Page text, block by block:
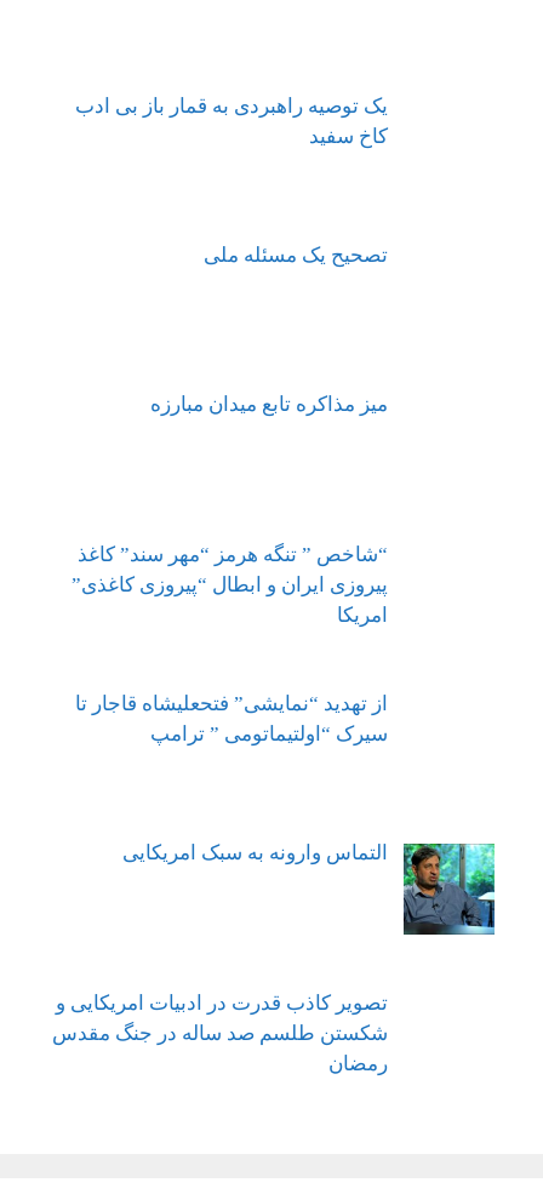
یک توصیه راهبردی به قمار باز بی ادب
کاخ سفید
تصحیح یک مسئله ملی
میز مذاکره تابع میدان مبارزه
“شاخص ” تنگه هرمز “مهر سند” کاغذ
پیروزی ایران و ابطال “پیروزی کاغذی”
امریکا
از تهدید “نمایشی” فتحعلیشاه قاجار تا
سیرک “اولتیماتومی ” ترامپ
التماس وارونه به سبک امریکایی
تصویر کاذب قدرت در ادبیات امریکایی و
شکستن طلسم صد ساله در جنگ مقدس
رمضان